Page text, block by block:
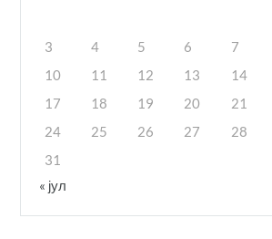
3
4 5 6 7
10
11 12 13 14
17
18 19 20 21
24
25 26 27 28
31
« јул